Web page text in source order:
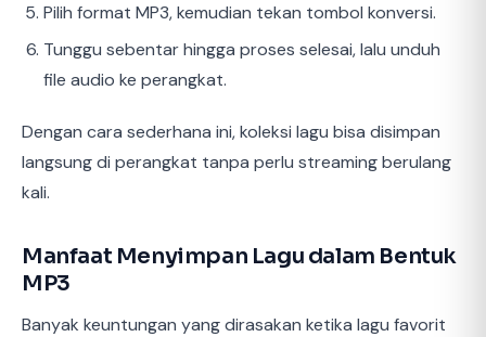
Pilih format MP3, kemudian tekan tombol konversi.
Tunggu sebentar hingga proses selesai, lalu unduh
file audio ke perangkat.
Dengan cara sederhana ini, koleksi lagu bisa disimpan
langsung di perangkat tanpa perlu streaming berulang
kali.
Manfaat Menyimpan Lagu dalam Bentuk
MP3
Banyak keuntungan yang dirasakan ketika lagu favorit